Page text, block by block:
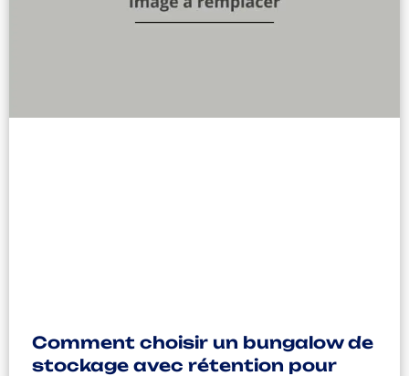
Comment choisir un bungalow de
stockage avec rétention pour